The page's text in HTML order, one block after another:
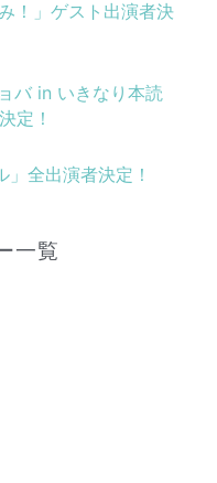
！」ゲスト出演者決
バ in いきなり本読
定！
」全出演者決定！
一覧